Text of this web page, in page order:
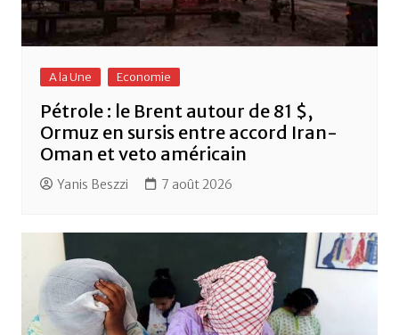
A la Une Economie
Pétrole : le Brent autour de 81 $,
Ormuz en sursis entre accord Iran-
Oman et veto américain
Yanis Beszzi 7 août 2026